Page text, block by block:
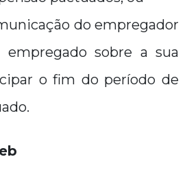
do empregador
sobre a sua
o fim do período de